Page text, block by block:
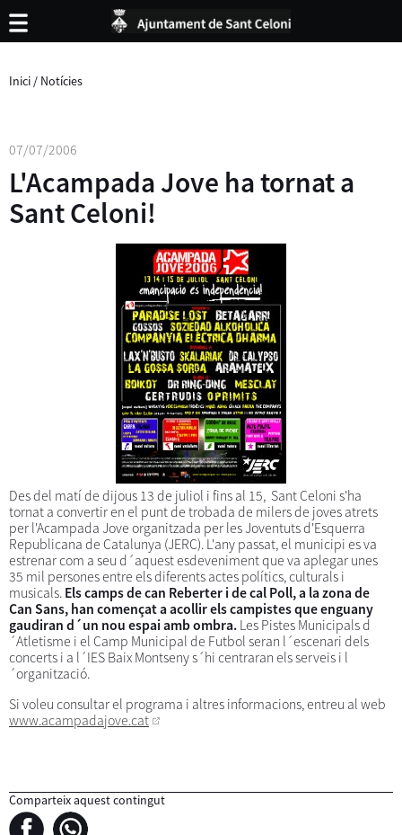
Inici / Notícies
07/07/2006
L'Acampada Jove ha tornat a
Sant Celoni!
Des del matí de dijous 13 de juliol i fins al 15, Sant Celoni s'ha
tornat a convertir en el punt de trobada de milers de joves atrets
per l'Acampada Jove organitzada per les Joventuts d'Esquerra
Republicana de Catalunya (JERC). L'any passat, el municipi es va
estrenar com a seu d´aquest esdeveniment que va aplegar unes
35 mil persones entre els diferents actes polítics, culturals i
musicals. Els camps de can Reberter i de cal Poll, a la zona de
Can Sans, han començat a acollir els campistes que enguany
gaudiran d´un nou espai amb ombra. Les Pistes Municipals d
´Atletisme i el Camp Municipal de Futbol seran l´escenari dels
concerts i a l´IES Baix Montseny s´hi centraran els serveis i l
´organització.
Si voleu consultar el programa i altres informacions, entreu al web
www.acampadajove.cat
Comparteix aquest contingut